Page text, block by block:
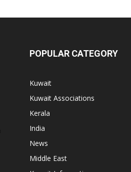
POPULAR CATEGORY
Kuwait
Kuwait Associations
Kerala
India
News
Middle East